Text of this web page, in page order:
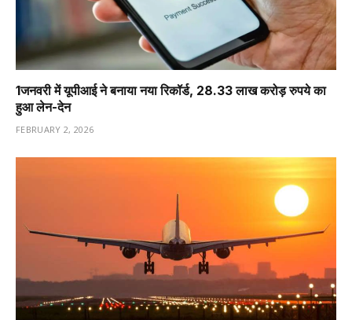
1️जनवरी में यूपीआई ने बनाया नया रिकॉर्ड, 28.33 लाख करोड़ रुपये का
हुआ लेन-देन
FEBRUARY 2, 2026